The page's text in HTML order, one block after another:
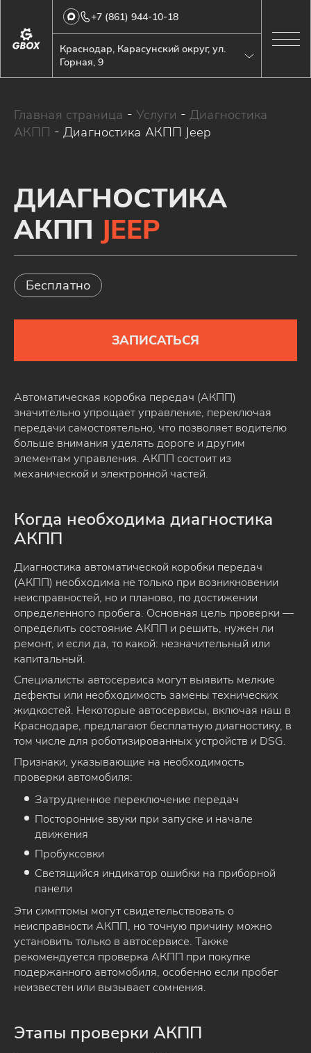
Краснодар, Карасунский округ, ул.
Горная, 9
+7 (861) 944-10-18
Главная страница - Услуги - Диагностика
АКПП - Диагностика АКПП Jeep
ДИАГНОСТИКА
АКПП JEEP
Бесплатно
ЗАПИСАТЬСЯ
Автоматическая коробка передач (АКПП)
значительно упрощает управление, переключая
передачи самостоятельно, что позволяет водителю
больше внимания уделять дороге и другим
элементам управления. АКПП состоит из
механической и электронной частей.
Когда необходима диагностика
АКПП
Диагностика автоматической коробки передач
(АКПП) необходима не только при возникновении
неисправностей, но и планово, по достижении
определенного пробега. Основная цель проверки —
определить состояние АКПП и решить, нужен ли
ремонт, и если да, то какой: незначительный или
капитальный.
Специалисты автосервиса могут выявить мелкие
дефекты или необходимость замены технических
жидкостей. Некоторые автосервисы, включая наш в
Краснодаре, предлагают бесплатную диагностику, в
том числе для роботизированных устройств и DSG.
Признаки, указывающие на необходимость
проверки автомобиля:
Затрудненное переключение передач
Посторонние звуки при запуске и начале
движения
Пробуксовки
Светящийся индикатор ошибки на приборной
панели
Эти симптомы могут свидетельствовать о
неисправности АКПП, но точную причину можно
установить только в автосервисе. Также
рекомендуется проверка АКПП при покупке
подержанного автомобиля, особенно если пробег
неизвестен или вызывает сомнения.
Этапы проверки АКПП